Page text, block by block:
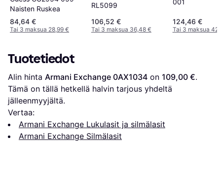
Naisten Ruskea
84,64 €
Tai 3 maksua 28,99 €
RL5099
106,52 €
Tai 3 maksua 36,48 €
001
124,46 €
Tai 3 maksua
Tuotetiedot
Alin hinta Armani Exchange 0AX1034 on 109,00 €.
Tämä on tällä hetkellä halvin tarjous yhdeltä
jälleenmyyjältä.
Vertaa:
Armani Exchange Lukulasit ja silmälasit
Armani Exchange Silmälasit